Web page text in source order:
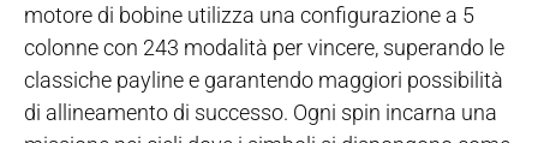
motore di bobine utilizza una configurazione a 5
colonne con 243 modalità per vincere, superando le
classiche payline e garantendo maggiori possibilità
di allineamento di successo. Ogni spin incarna una